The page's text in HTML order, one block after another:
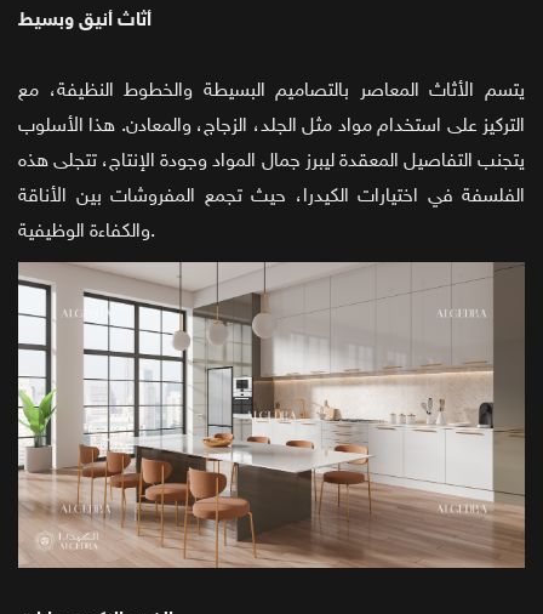
أثاث أنيق وبسيط
يتسم الأثاث المعاصر بالتصاميم البسيطة والخطوط النظيفة، مع
التركيز على استخدام مواد مثل الجلد، الزجاج، والمعادن. هذا الأسلوب
يتجنب التفاصيل المعقدة ليبرز جمال المواد وجودة الإنتاج، تتجلى هذه
الفلسفة في اختيارات الكيدرا، حيث تجمع المفروشات بين الأناقة
والكفاءة الوظيفية.